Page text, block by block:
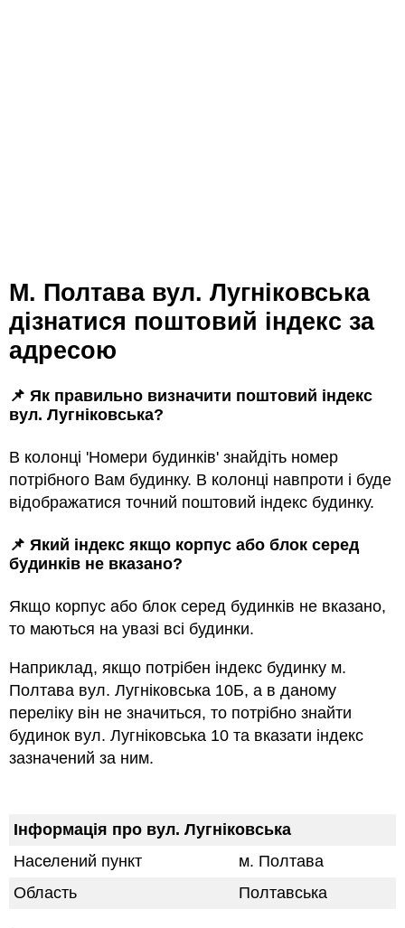
м. Полтава вул. Лугніковська
дізнатися поштовий індекс за
адресою
📌 Як правильно визначити поштовий індекс
вул. Лугніковська?
В колонці 'Номери будинків' знайдіть номер
потрібного Вам будинку. В колонці навпроти і буде
відображатися точний поштовий індекс будинку.
📌 Який індекс якщо корпус або блок серед
будинкiв не вказано?
Якщо корпус або блок серед будинкiв не вказано,
то маються на увазi всi будинки.
Наприклад, якщо потрiбен індекс будинку м.
Полтава вул. Лугніковська 10Б, а в даному
переліку він не значиться, то потрібно знайти
будинок вул. Лугніковська 10 та вказати індекс
зазначений за ним.
Інформація про вул. Лугніковська
Населений пункт
м. Полтава
Область
Полтавська